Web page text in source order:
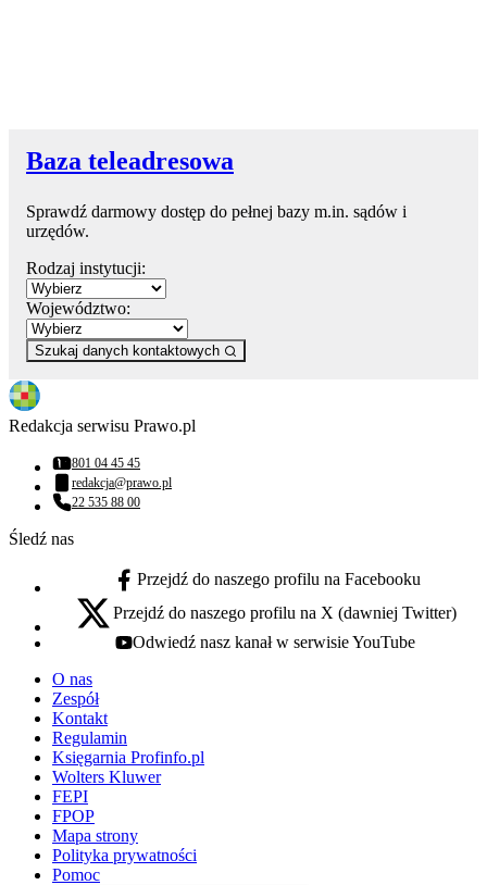
Baza teleadresowa
Sprawdź darmowy dostęp do pełnej bazy m.in. sądów i
urzędów.
Rodzaj instytucji:
Województwo:
Szukaj danych kontaktowych
Redakcja serwisu Prawo.pl
Numer telefonu:
801 04 45 45
Adres email:
redakcja@prawo.pl
Numer telefonu:
22 535 88 00
Śledź nas
facebook - otwiera się w nowej karcie
Przejdź do naszego profilu na Facebooku
x - otwiera się w nowej karcie
Przejdź do naszego profilu na X (dawniej Twitter)
youtube - otwiera się w nowej karcie
Odwiedź nasz kanał w serwisie YouTube
O nas
Zespół
Kontakt
Regulamin
Księgarnia Profinfo.pl
Wolters Kluwer
FEPI
FPOP
Mapa strony
Polityka prywatności
Pomoc